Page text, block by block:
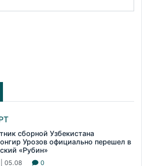
сборной Узбекистана
Урозов официально перешел в
«Рубин»
05.08 0